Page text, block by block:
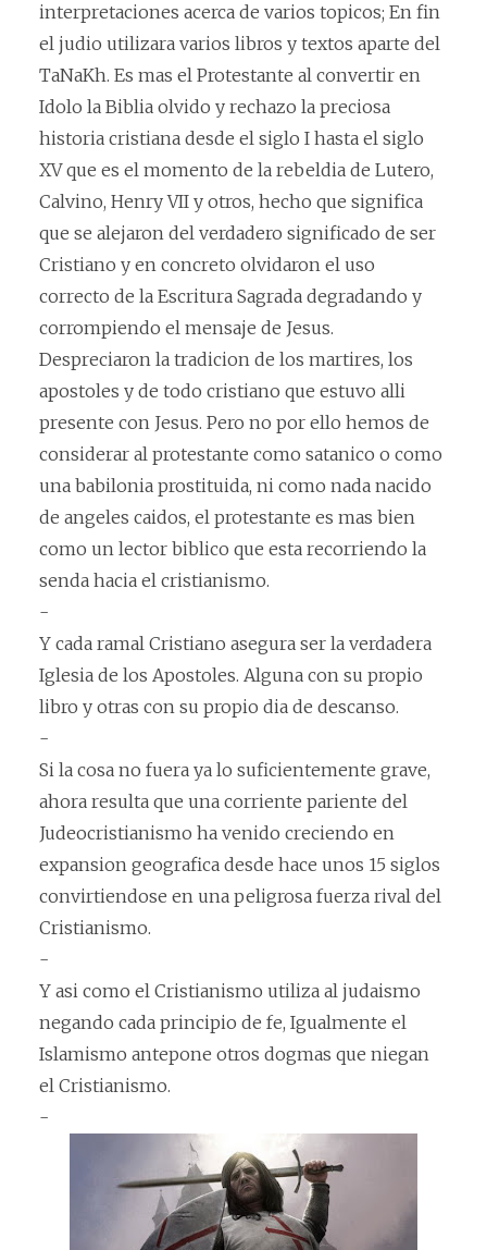
interpretaciones acerca de varios topicos; En fin
el judio utilizara varios libros y textos aparte del
TaNaKh. Es mas el Protestante al convertir en
Idolo la Biblia olvido y rechazo la preciosa
historia cristiana desde el siglo I hasta el siglo
XV que es el momento de la rebeldia de Lutero,
Calvino, Henry VII y otros, hecho que significa
que se alejaron del verdadero significado de ser
Cristiano y en concreto olvidaron el uso
correcto de la Escritura Sagrada degradando y
corrompiendo el mensaje de Jesus.
Despreciaron la tradicion de los martires, los
apostoles y de todo cristiano que estuvo alli
presente con Jesus. Pero no por ello hemos de
considerar al protestante como satanico o como
una babilonia prostituida, ni como nada nacido
de angeles caidos, el protestante es mas bien
como un lector biblico que esta recorriendo la
senda hacia el cristianismo.
-
Y cada ramal Cristiano asegura ser la verdadera
Iglesia de los Apostoles. Alguna con su propio
libro y otras con su propio dia de descanso.
-
Si la cosa no fuera ya lo suficientemente grave,
ahora resulta que una corriente pariente del
Judeocristianismo ha venido creciendo en
expansion geografica desde hace unos 15 siglos
convirtiendose en una peligrosa fuerza rival del
Cristianismo.
-
Y asi como el Cristianismo utiliza al judaismo
negando cada principio de fe, Igualmente el
Islamismo antepone otros dogmas que niegan
el Cristianismo.
-